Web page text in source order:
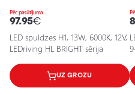
Pēc pasūtījuma
97.95€
LED spuldzes H1, 13W, 6000K, 12V,
LEDriving HL BRIGHT sērija
UZ GROZU